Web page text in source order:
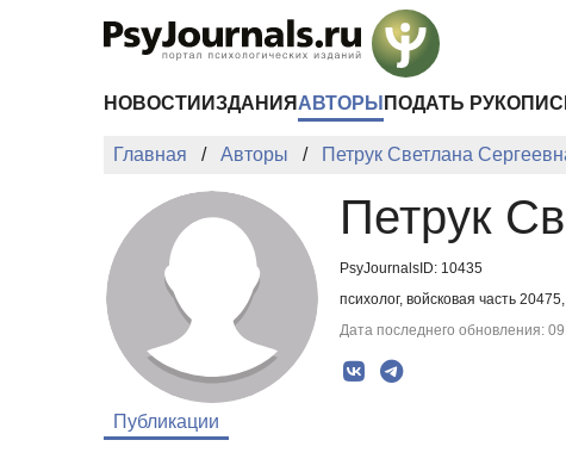
НОВОСТИ ИЗДАНИЯ АВТОРЫ ПОДАТЬ
Главная Авторы Петрук Светлана
Петрук
PsyJournalsID: 10435
психолог, войсковая часть
Дата последнего обновления:
Публикации